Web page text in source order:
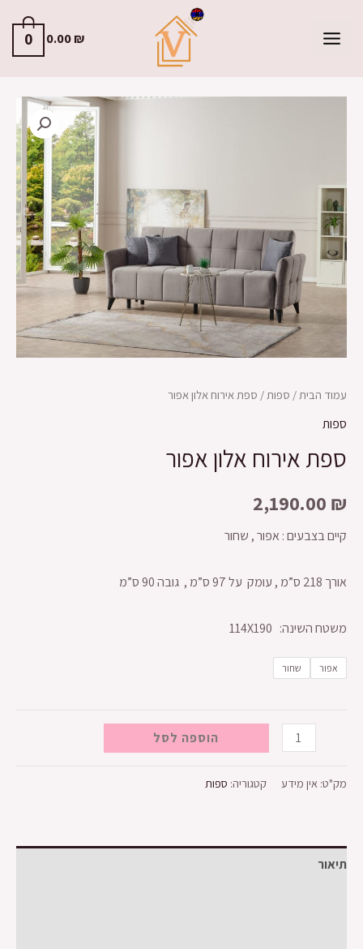
0.00₪
0
עמוד הבית/ ספות/ ספת אירוח אלון אפור
ספות
ספת אירוח אלון אפור
2,190.00 ₪
קיים בצבעים : אפור , שחור
אורך 218 ס”מ , עומק על 97 ס”מ , גובה 90 ס”מ
משטח השינה: 114X190
אפור שחור
הוספה לסל
מק"ט: אין מידע קטגוריה: ספות
תיאור